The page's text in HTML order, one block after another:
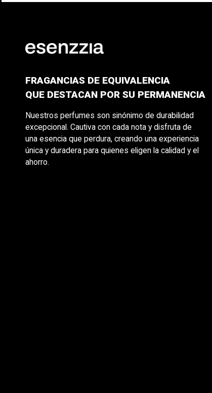
FRAGANCIAS DE EQUIVALENCIA
QUE DESTACAN POR SU PERMANENCIA
Nuestros perfumes son sinónimo de durabilidad
excepcional. Cautiva con cada nota y disfruta de
una esencia que perdura, creando una experiencia
única y duradera para quienes eligen la calidad y el
ahorro.